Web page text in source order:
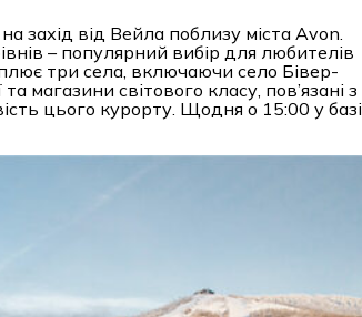
захід від Вейла поблизу міста Avon.
– популярний вибір для любителів
три села, включаючи село Бівер-
магазини світового класу, пов’язані з
цього курорту. Щодня о 15:00 у базі